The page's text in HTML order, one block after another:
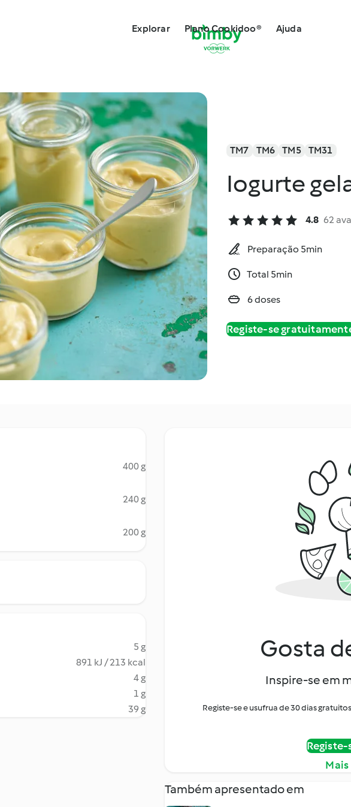
Explorar Plano Cookidoo® Ajuda
TM7 TM6 TM5 TM31
Iogurte
4.8 62
Preparação 5min
Total 5min
6 doses
Registe-se
400 g
240 g
200 g
5 g
891 kJ / 213 kcal
4 g
1 g
39 g
Gosta
Inspire-se em
Registe-se e usufrua de 30 dias
Também apresentado em